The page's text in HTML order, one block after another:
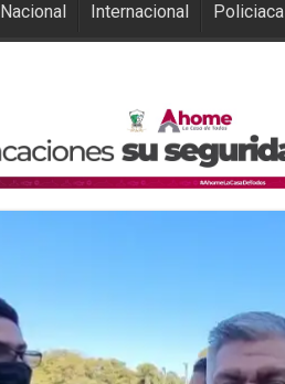
Nacional Internacional Policiaca